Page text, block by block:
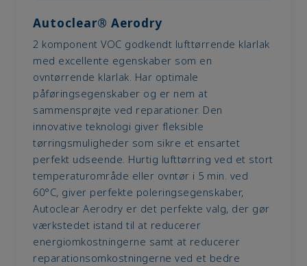
Autoclear® Aerodry
2 komponent VOC godkendt lufttørrende klarlak
med excellente egenskaber som en
ovntørrende klarlak. Har optimale
påføringsegenskaber og er nem at
sammensprøjte ved reparationer. Den
innovative teknologi giver fleksible
tørringsmuligheder som sikre et ensartet
perfekt udseende. Hurtig lufttørring ved et stort
temperaturområde eller ovntør i 5 min. ved
60°C, giver perfekte poleringsegenskaber,
Autoclear Aerodry er det perfekte valg, der gør
værkstedet istand til at reducerer
energiomkostningerne samt at reducerer
reparationsomkostningerne ved et bedre